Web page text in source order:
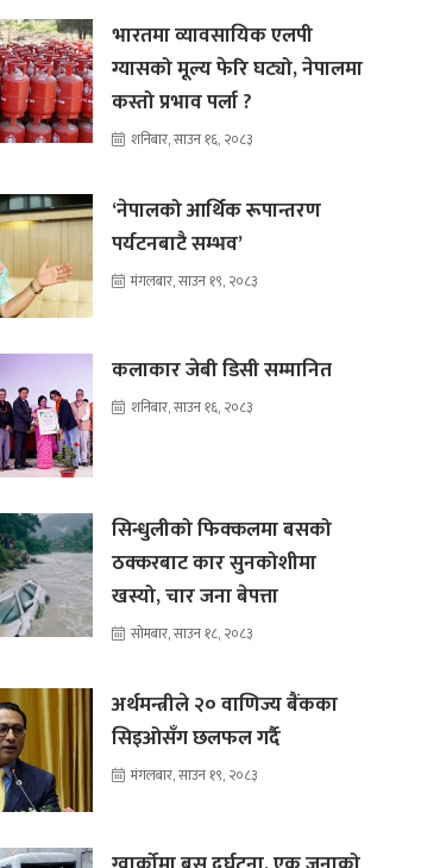
भारतमा व्यावसायिक एलपी
ग्यासको मूल्य फेरि घट्यो, नेपालमा
कस्तो प्रभाव पर्ला ?
शनिबार, साउन १६, २०८३
‘नेपालको आर्थिक रूपान्तरण
पर्यटनबाटै सम्भव’
मंगलबार, साउन १९, २०८३
कलाकार जेबी डिसी सम्मानित
शनिबार, साउन १६, २०८३
सिन्धुलीको फिक्कलमा बसको
ठक्करबाट कार सुनकोशीमा
खस्यो, चार जना बेपत्ता
सोमबार, साउन १८, २०८३
अर्थमन्त्रीले २० वाणिज्य बैंकका
सिइओसँग छलफल गर्दै
मंगलबार, साउन १९, २०८३